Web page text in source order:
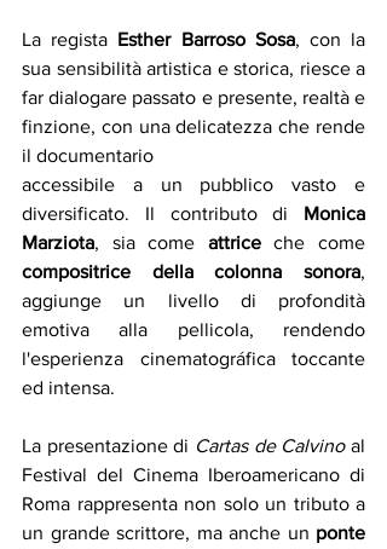
La regista Esther Barroso Sosa, con la
sua sensibilità artistica e storica, riesce a
far dialogare passato e presente, realtà e
finzione, con una delicatezza che rende
il documentario
accessibile a un pubblico vasto e
diversificato. Il contributo di Monica
Marziota, sia come attrice
compositrice della colonna sonora,
aggiunge un livello di profondità
emotiva alla pellicola, rendendo
l'esperienza cinematográfica toccante
ed intensa.
La presentazione di Cartas de Calvino al
Festival del Cinema Iberoamericano di
Roma rappresenta non solo un tributo a
un grande scrittore, ma anche un ponte